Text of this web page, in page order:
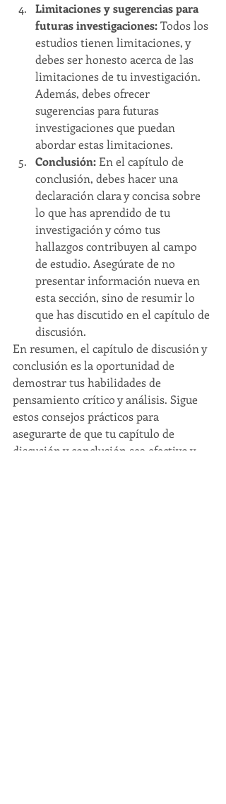
Limitaciones y sugerencias para
futuras investigaciones: Todos los
estudios tienen limitaciones, y
debes ser honesto acerca de las
limitaciones de tu investigación.
Además, debes ofrecer
sugerencias para futuras
investigaciones que puedan
abordar estas limitaciones.
Conclusión: En el capítulo de
conclusión, debes hacer una
declaración clara y concisa sobre
lo que has aprendido de tu
investigación y cómo tus
hallazgos contribuyen al campo
de estudio. Asegúrate de no
presentar información nueva en
esta sección, sino de resumir lo
que has discutido en el capítulo de
discusión.
En resumen, el capítulo de discusión y
conclusión es la oportunidad de
demostrar tus habilidades de
pensamiento crítico y análisis. Sigue
estos consejos prácticos para
asegurarte de que tu capítulo de
discusión y conclusión sea efectivo y